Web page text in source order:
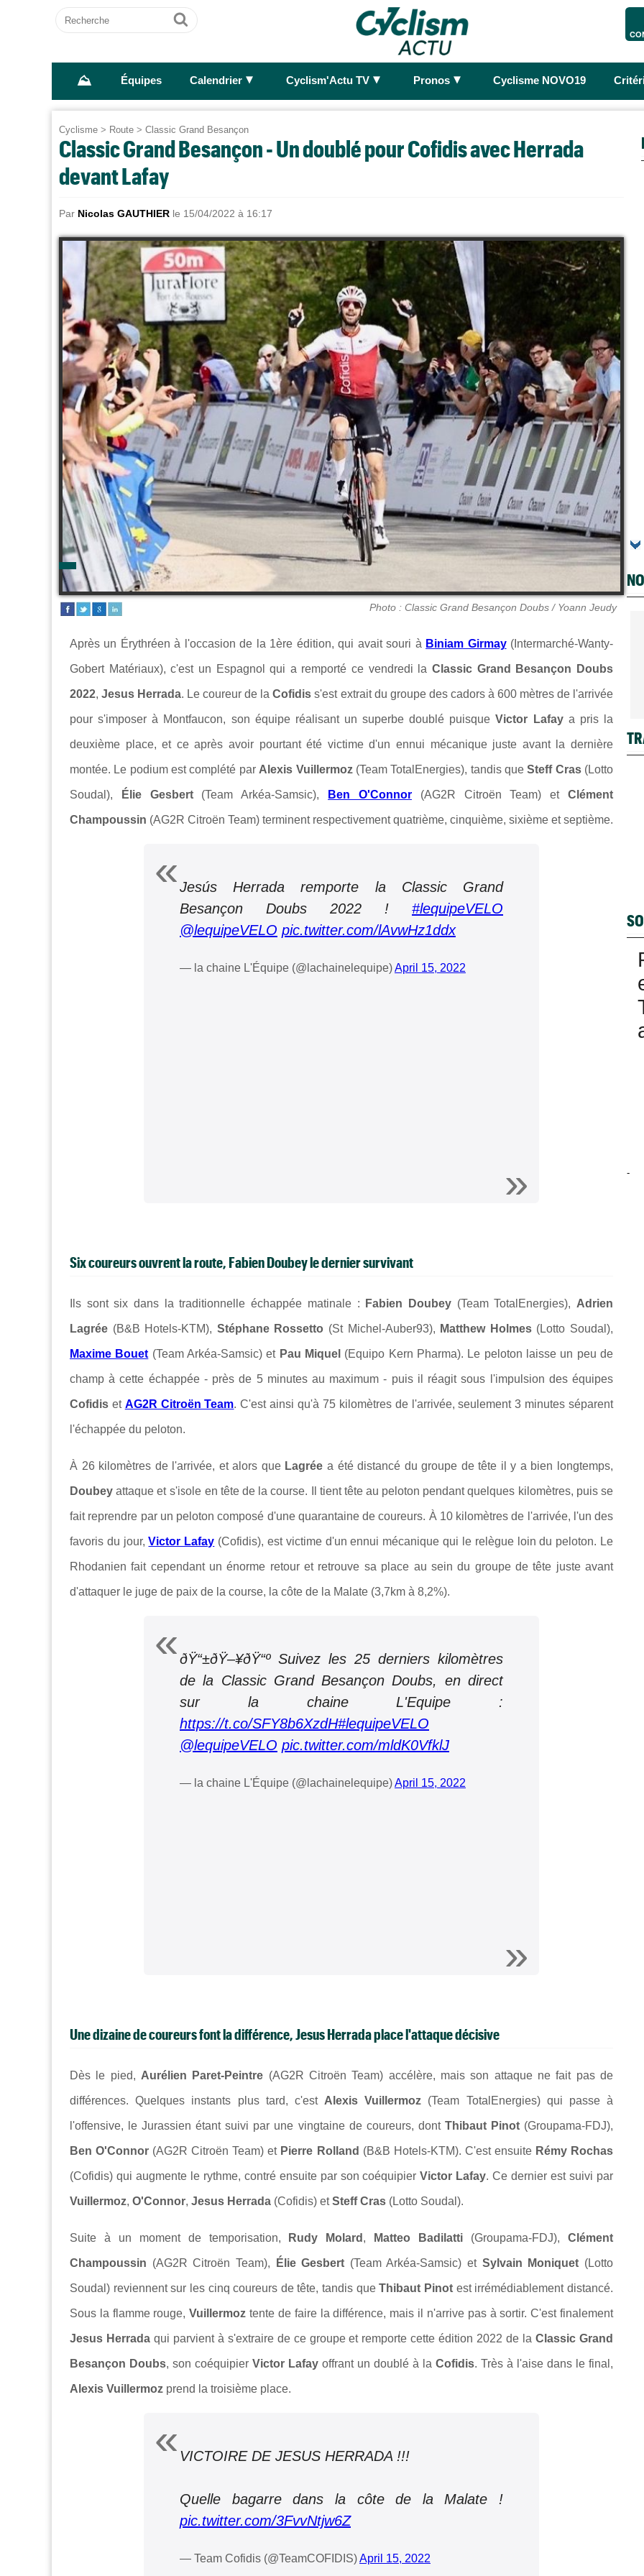
Recherche
Ok
⛰ Équipes Calendrier ► Cyclism'Actu TV ► Pronos ► Cyclisme NOVO19
Cyclisme > Route > Classic Grand Besançon
Classic Grand Besançon - Un doublé pour Cofidis avec Herrada
devant Lafay
Par Nicolas GAUTHIER le 15/04/2022 à 16:17
Photo : Classic Grand Besançon Doubs / Yoann Jeudy
Après un Érythréen à l'occasion de la 1ère édition, qui avait souri à Biniam Girmay(Intermarché-Wanty-
Gobert Matériaux), c'est un Espagnol qui a remporté ce vendredi laClassic Grand Besançon Doubs
2022,Jesus Herrada. Le coureur de laCofidis s'est extrait du groupe des cadors à 600 mètres de l'arrivée
pour s'imposer à Montfaucon, son équipe réalisant un superbe doublé puisqueVictor Lafaya pris la
deuxième place, et ce après avoir pourtant été victime d'un ennui mécanique juste avant la dernière
montée. Le podium est complété par Alexis Vuillermoz(Team TotalEnergies), tandis queSteff Cras(Lotto
Soudal), Élie Gesbert(Team Arkéa-Samsic), Ben O'Connor(AG2R Citroën Team) etClément
Champoussin (AG2R Citroën Team) terminent respectivement quatrième, cinquième, sixième et septième.
Jesús Herrada remporte la Classic Grand
Besançon Doubs 2022 ! #lequipeVELO
@lequipeVELO pic.twitter.com/lAvwHz1ddx
— la chaine L'Équipe (@lachainelequipe)April 15, 2022
Six coureurs ouvrent la route, Fabien Doubey le dernier survivant
Ils sont six dans la traditionnelle échappée matinale : Fabien Doubey(Team TotalEnergies), Adrien
Lagrée (B&B Hotels-KTM), Stéphane Rossetto (St Michel-Auber93), Matthew Holmes(Lotto Soudal),
Maxime Bouet (Team Arkéa-Samsic) et Pau Miquel (Equipo Kern Pharma). Le peloton laisse un peu de
champ à cette échappée - près de 5 minutes au maximum - puis il réagit sous l'impulsion des équipes
Cofidis et AG2R Citroën Team. C'est ainsi qu'à 75 kilomètres de l'arrivée, seulement 3 minutes séparent
l'échappée du peloton.
À 26 kilomètres de l'arrivée, et alors que Lagrée a été distancé du groupe de tête il y a bien longtemps,
Doubey attaque et s'isole en tête de la course. Il tient tête au peloton pendant quelques kilomètres, puis se
fait reprendre par un peloton composé d'une quarantaine de coureurs. À 10 kilomètres de l'arrivée, l'un des
favoris du jour,Victor Lafay (Cofidis), est victime d'un ennui mécanique qui le relègue loin du peloton. Le
Rhodanien fait cependant un énorme retour et retrouve sa place au sein du groupe de tête juste avant
d'attaquer le juge de paix de la course, la côte de la Malate (3,7km à 8,2%).
ðŸ“±ðŸ–¥ðŸ“º Suivez les 25 derniers kilomètres
de la Classic Grand Besançon Doubs, en direct
sur la chaine L'Equipe :
https://t.co/SFY8b6XzdH#lequipeVELO
@lequipeVELO pic.twitter.com/mldK0VfklJ
— la chaine L'Équipe (@lachainelequipe)April 15, 2022
Une dizaine de coureurs font la différence, Jesus Herrada place l'attaque décisive
Dès le pied, Aurélien Paret-Peintre (AG2R Citroën Team) accélère, mais son attaque ne fait pas de
différences. Quelques instants plus tard, c'est Alexis Vuillermoz (Team TotalEnergies) qui passe à
l'offensive, le Jurassien étant suivi par une vingtaine de coureurs, dont Thibaut Pinot(Groupama-FDJ),
Ben O'Connor (AG2R Citroën Team) et Pierre Rolland (B&B Hotels-KTM). C'est ensuite Rémy Rochas
(Cofidis) qui augmente le rythme, contré ensuite par son coéquipierVictor Lafay. Ce dernier est suivi par
Vuillermoz, O'Connor, Jesus Herrada (Cofidis) etSteff Cras (Lotto Soudal).
Suite à un moment de temporisation, Rudy Molard , Matteo Badilatti (Groupama-FDJ),Clément
Champoussin (AG2R Citroën Team), Élie Gesbert (Team Arkéa-Samsic) et Sylvain Moniquet (Lotto
Soudal) reviennent sur les cinq coureurs de tête, tandis queThibaut Pinot est irrémédiablement distancé.
Sous la flamme rouge,Vuillermoz tente de faire la différence, mais il n'arrive pas à sortir. C'est finalement
Jesus Herradaqui parvient à s'extraire de ce groupe et remporte cette édition 2022 de laClassic Grand
Besançon Doubs, son coéquipier Victor Lafay offrant un doublé à la Cofidis. Très à l'aise dans le final,
Alexis Vuillermoz prend la troisième place.
VICTOIRE DE JESUS HERRADA !!!
Quelle bagarre dans la côte de la Malate !
pic.twitter.com/3FvvNtjw6Z
— Team Cofidis (@TeamCOFIDIS)April 15, 2022
-